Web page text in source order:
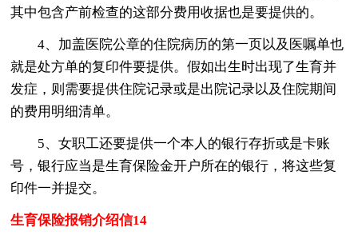
其中包含产前检查的这部分费用收据也是要提供的。
4、加盖医院公章的住院病历的第一页以及医嘱单也
就是处方单的复印件要提供。假如出生时出现了生育并
发症，则需要提供住院记录或是出院记录以及住院期间
的费用明细清单。
5、女职工还要提供一个本人的银行存折或是卡账
号，银行应当是生育保险金开户所在的银行，将这些复
印件一并提交。
生育保险报销介绍信14